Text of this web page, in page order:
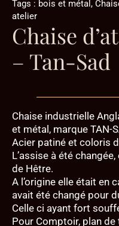
Tags : bois et métal ,
atelier
Chaise
– Tan-Sad
Chaise industrielle
et métal, marque TAN-
Acier patiné et coloris
L’assise à été
de Hêtre.
A l’origine elle était en
avait été changé pour
Celle ci ayant fort
Pour Comptoir, plan